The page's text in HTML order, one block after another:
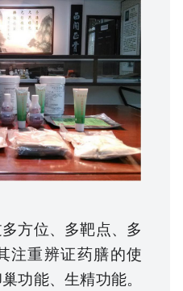
方位、多靶点、多
注重辨证药膳的使
功能、生精功能。